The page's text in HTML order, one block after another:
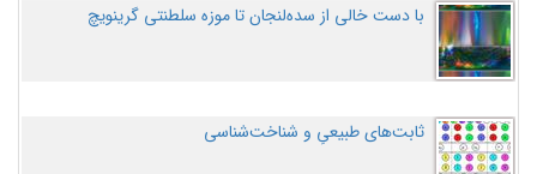
با دست خالی از سده‌لنجان تا موزه سلطنتی گرینویچ
ثابت‌های طبیعیِ و شناخت‌شناسی